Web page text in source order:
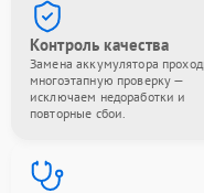
Контроль качества
Замена аккумулятора
многоэтапную проверку —
исключаем недоработки и
повторные сбои.